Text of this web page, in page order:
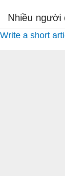
Nhiều người
Write a short